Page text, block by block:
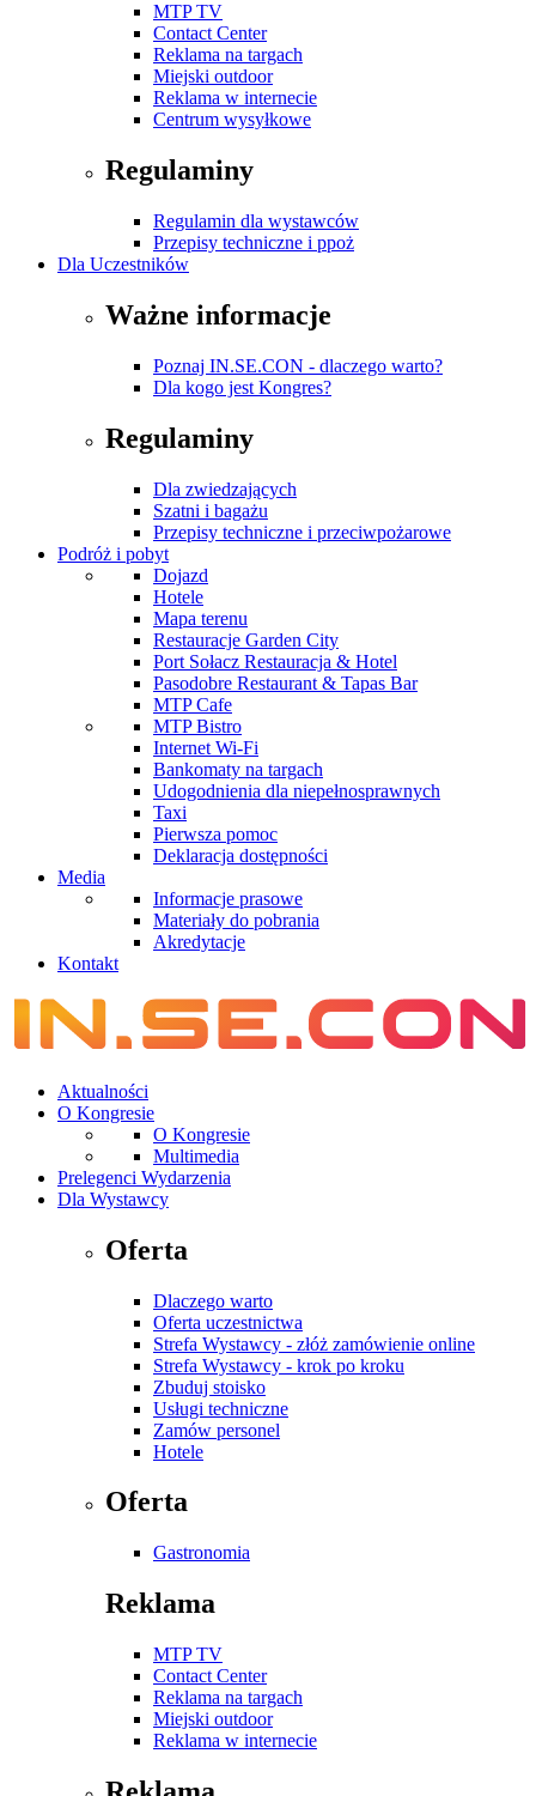
MTP TV
Contact Center
Reklama na targach
Miejski outdoor
Reklama w internecie
Centrum wysyłkowe
Regulaminy
Regulamin dla wystawców
Przepisy techniczne i ppoż
Dla Uczestników
Ważne informacje
Poznaj IN.SE.CON - dlaczego warto?
Dla kogo jest Kongres?
Regulaminy
Dla zwiedzających
Szatni i bagażu
Przepisy techniczne i przeciwpożarowe
Podróż i pobyt
Dojazd
Hotele
Mapa terenu
Restauracje Garden City
Port Sołacz Restauracja & Hotel
Pasodobre Restaurant & Tapas Bar
MTP Cafe
MTP Bistro
Internet Wi-Fi
Bankomaty na targach
Udogodnienia dla niepełnosprawnych
Taxi
Pierwsza pomoc
Deklaracja dostępności
Media
Informacje prasowe
Materiały do pobrania
Akredytacje
Kontakt
Aktualności
O Kongresie
O Kongresie
Multimedia
Prelegenci Wydarzenia
Dla Wystawcy
Oferta
Dlaczego warto
Oferta uczestnictwa
Strefa Wystawcy - złóż zamówienie online
Strefa Wystawcy - krok po kroku
Zbuduj stoisko
Usługi techniczne
Zamów personel
Hotele
Oferta
Gastronomia
Reklama
MTP TV
Contact Center
Reklama na targach
Miejski outdoor
Reklama w internecie